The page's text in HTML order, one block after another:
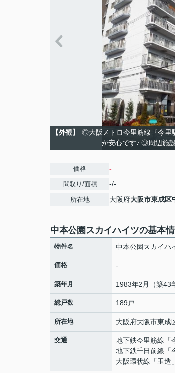
【外観】
◎大阪メトロ今里筋線『今里
が安心です♪ ◎周辺施
価格 -
間取り/面積 -/-
所在地 大阪府大阪市東成区
中本公園スカイハイツの基本
物件名 中本公園スカイハ
価格 -
築年月 1983年2月（築43
総戸数 189戸
所在地 大阪府大阪市東成
交通 地下鉄今里筋線 「
地下鉄千日前線 「
大阪環状線 「玉造